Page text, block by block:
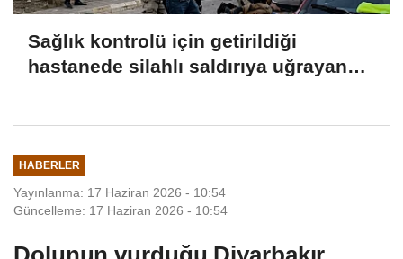
Sağlık kontrolü için getirildiği
hastanede silahlı saldırıya uğrayan
HABERLER
Yayınlanma: 17 Haziran 2026 - 10:54
Güncelleme: 17 Haziran 2026 - 10:54